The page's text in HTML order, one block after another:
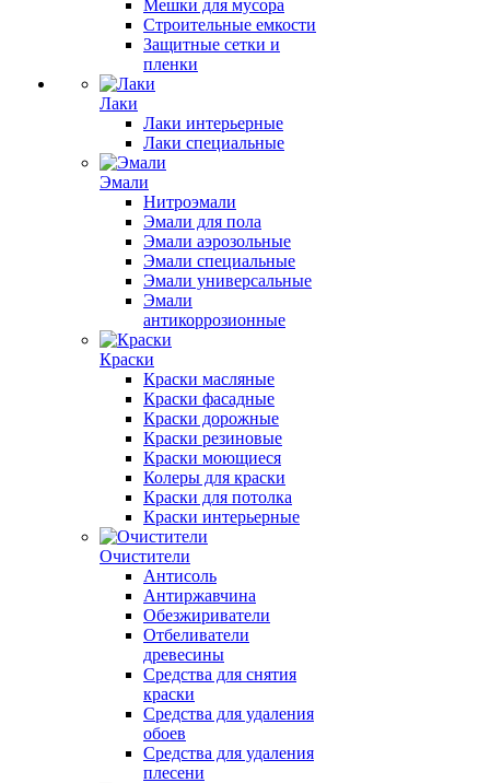
Мешки для мусора
Строительные емкости
Защитные сетки и
пленки
Лаки
Лаки интерьерные
Лаки специальные
Эмали
Нитроэмали
Эмали для пола
Эмали аэрозольные
Эмали специальные
Эмали универсальные
Эмали
антикоррозионные
Краски
Краски масляные
Краски фасадные
Краски дорожные
Краски резиновые
Краски моющиеся
Колеры для краски
Краски для потолка
Краски интерьерные
Очистители
Антисоль
Антиржавчина
Обезжириватели
Отбеливатели
древесины
Средства для снятия
краски
Средства для удаления
обоев
Средства для удаления
плесени